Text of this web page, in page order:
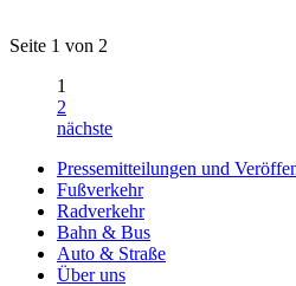
Seite 1 von 2
1
2
nächste
Pressemitteilungen und
Fußverkehr
Radverkehr
Bahn & Bus
Auto & Straße
Über uns